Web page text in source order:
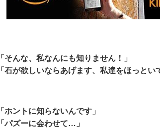
「そんな、私なんにも知りません！」
「石が欲しいならあげます、私達をほっとい
「ホントに知らないんです」
「パズーに会わせて…」